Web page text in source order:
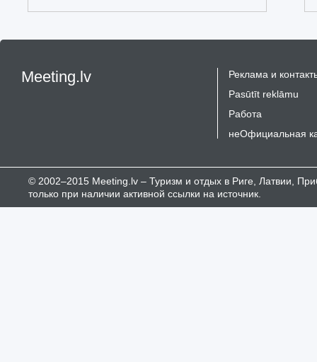
Meeting.lv
Реклама и
Pasūtīt reklāmu
Работа
неОфициальная
© 2002–2015 Meeting.lv – Туризм и отдых в Риге, Латвии,
только при наличии активной ссылки на источник.